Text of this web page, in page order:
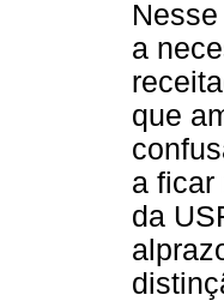
a
que
a ficar
da